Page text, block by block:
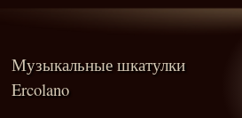
Музыкальные шкатулки
Ercolano